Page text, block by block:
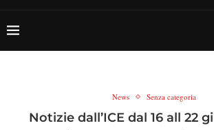
News Senza categoria
Notizie dall’ICE dal 16 all 22